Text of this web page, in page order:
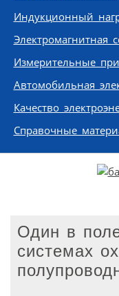
Индукционный
Электромагнитная
Измерительные
Автомобильная
Качество
Справочные
Один в
системах